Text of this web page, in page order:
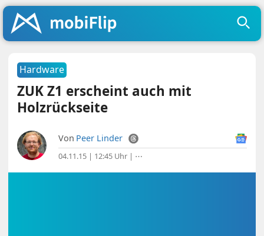
Hardware
ZUK Z1 erscheint auch mit
Holzrückseite
Von Peer Linder
04.11.15 | 12:45 Uhr | ⋯